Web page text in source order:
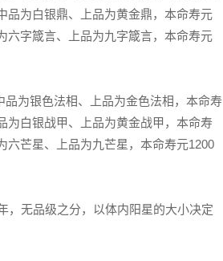
品为白银鼎、上品为黄金鼎，本命寿元
六字箴言、上品为九字箴言，本命寿元
为银色法相、上品为金色法相，本命寿
为白银战甲、上品为黄金战甲，本命寿
六芒星、上品为九芒星，本命寿元1200
，无品级之分，以体内阳星的大小决定